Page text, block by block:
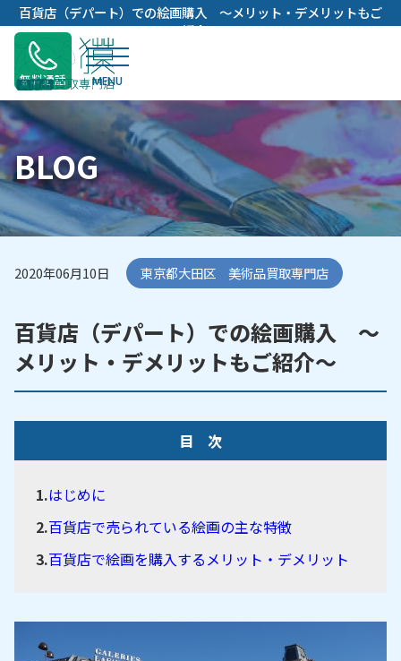
内
容
キ
プ
百貨店（デパート）での絵画購入 ～メリット・デメリットもご
紹介～
無料通話
BLOG
2020年06月10日 東京都大田区 美術品買取専門店
百貨店（デパート）での絵画購入 ～
メリット・デメリットもご紹介～
目 次
はじめに
百貨店で売られている絵画の主な特徴
百貨店で絵画を購入するメリット・デメリット